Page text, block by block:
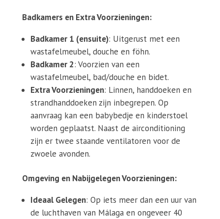
Badkamers en Extra Voorzieningen:
Badkamer 1 (ensuite): Uitgerust met een
wastafelmeubel, douche en föhn.
Badkamer 2: Voorzien van een
wastafelmeubel, bad/douche en bidet.
Extra Voorzieningen: Linnen, handdoeken en
strandhanddoeken zijn inbegrepen. Op
aanvraag kan een babybedje en kinderstoel
worden geplaatst. Naast de airconditioning
zijn er twee staande ventilatoren voor de
zwoele avonden.
Omgeving en Nabijgelegen Voorzieningen:
Ideaal Gelegen: Op iets meer dan een uur van
de luchthaven van Málaga en ongeveer 40